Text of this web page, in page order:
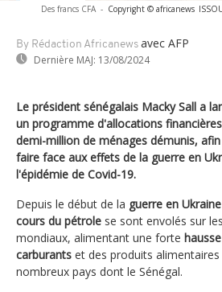
Des francs CFA - Copyright © africanews
By Rédaction Africanews avec AFP
Dernière MAJ: 13/08/2024
Le président sénégalais Macky Sall a
un programme d'allocations
demi-million de ménages démunis,
faire face aux effets de la guerre en
l'épidémie de Covid-19.
Depuis le début de la guerre en Ukraine
cours du pétrole se sont envolés sur
mondiaux, alimentant une forte
carburants et des produits
nombreux pays dont le Sénégal.